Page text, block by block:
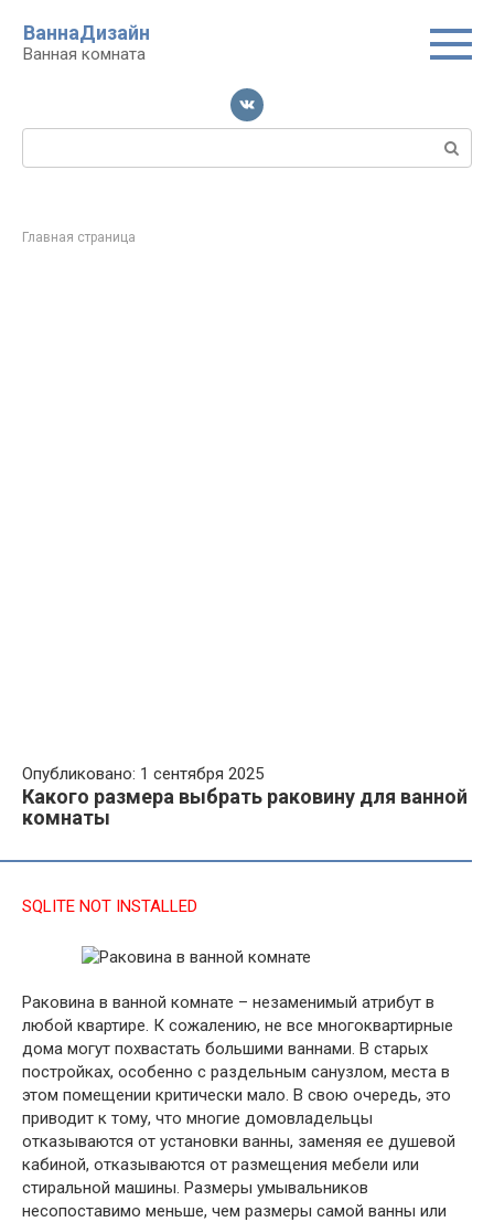
контенту
ВаннаДизайн
Ванная комната
Поиск:
Главная страница
Опубликовано: 1 сентября 2025
Какого размера выбрать раковину для ванной
комнаты
SQLITE NOT INSTALLED
Раковина в ванной комнате – незаменимый атрибут в
любой квартире. К сожалению, не все многоквартирные
дома могут похвастать большими ваннами. В старых
постройках, особенно с раздельным санузлом, места в
этом помещении критически мало. В свою очередь, это
приводит к тому, что многие домовладельцы
отказываются от установки ванны, заменяя ее душевой
кабиной, отказываются от размещения мебели или
стиральной машины. Размеры умывальников
несопоставимо меньше, чем размеры самой ванны или